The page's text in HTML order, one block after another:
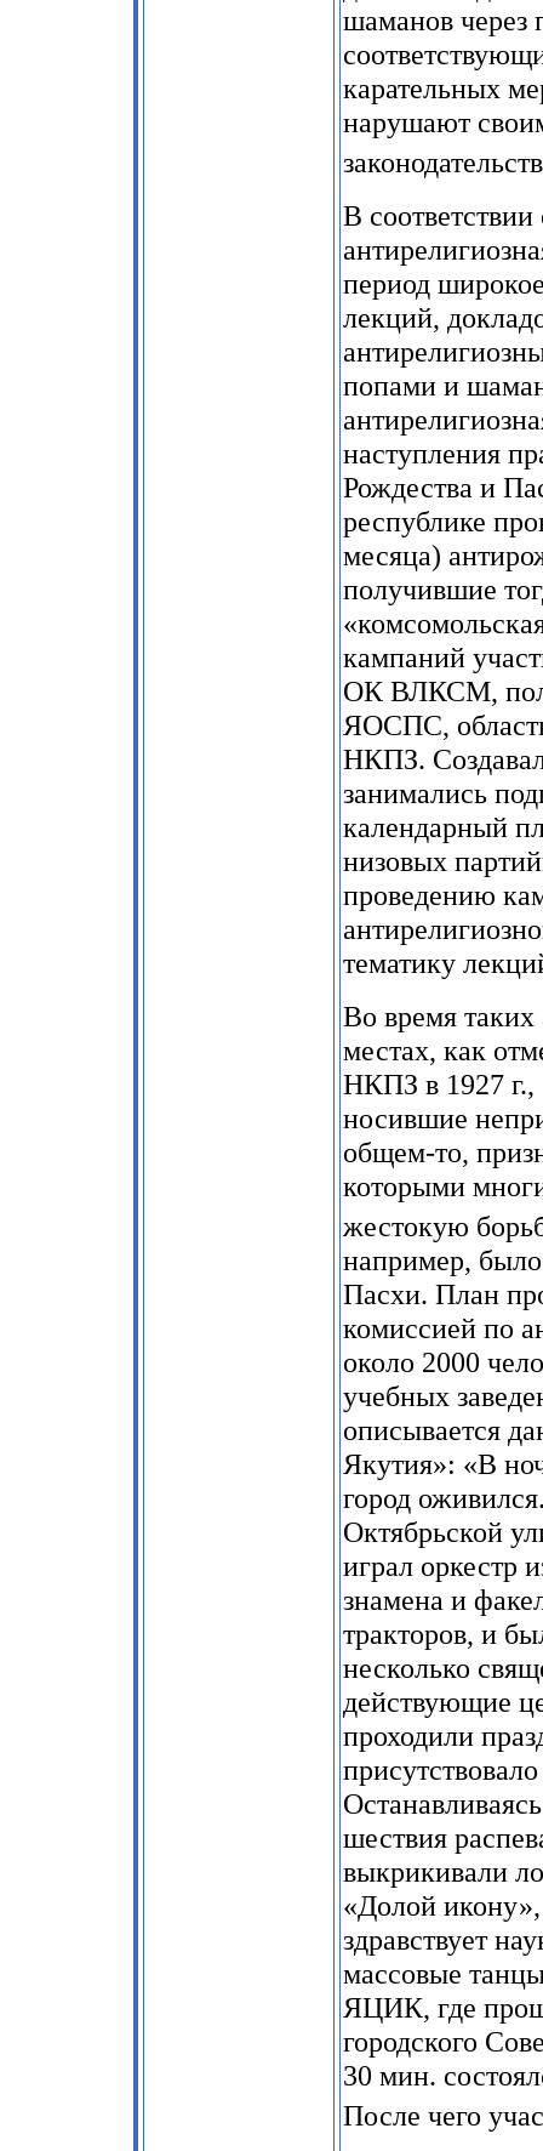
шаманов через
карательных
нарушают
В
период
лекций,
попами и
наступления
Рождества и
республике
месяца)
получившие
кампаний
ОК ВЛКСМ,
ЯОСПС,
НКПЗ.
занимались
календарный
низовых
проведению
тематику
Во время
местах, как
НКПЗ в 1927 г.,
носившие
общем-то,
которыми
жестокую
например,
Пасхи. План
комиссией по
около 2000
учебных
описывается
Якутия»: «В
город
Октябрьской
играл оркестр
знамена и
тракторов, и
несколько
действующие
проходили
шествия
выкрикивали
«Долой
здравствует
массовые
ЯЦИК, где
городского
30 мин.
После чего